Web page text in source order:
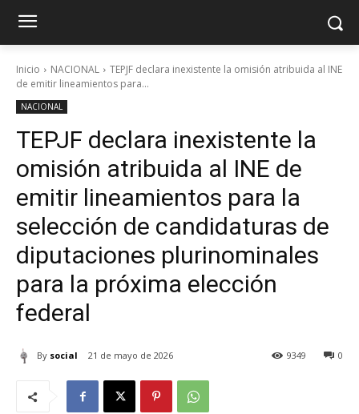
Inicio NACIONAL
TEPJF declara inexistente la omisión atribuida al INE
de emitir lineamientos para...
NACIONAL
TEPJF declara inexistente la
omisión atribuida al INE de
emitir lineamientos para la
selección de candidaturas de
diputaciones plurinominales
para la próxima elección
federal
By social 21 de mayo de 2026 0
9349